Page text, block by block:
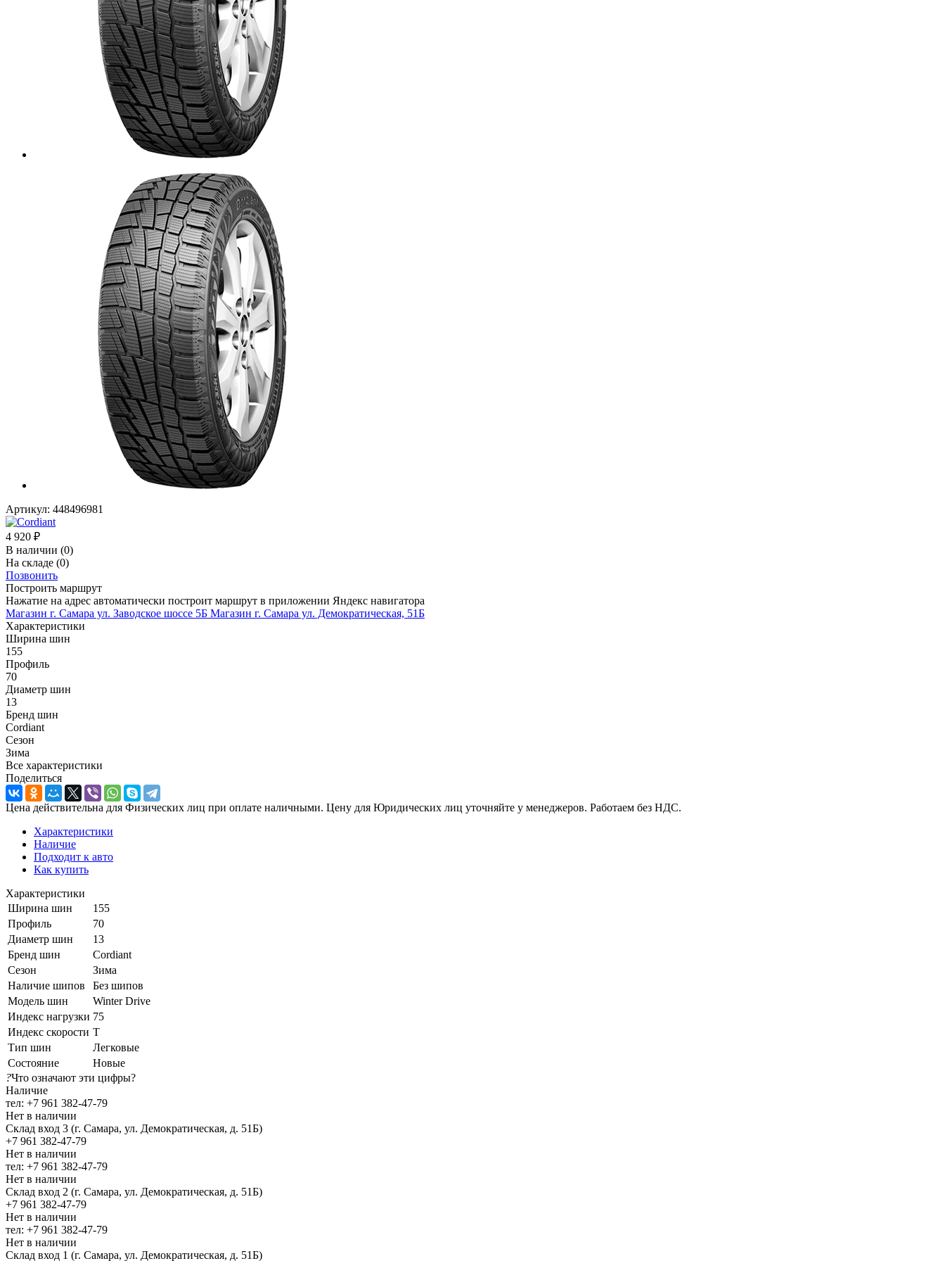
Артикул: 448496981
4 920 ₽
В наличии (0)
На складе (0)
Позвонить
Построить маршрут
Нажатие на адрес автоматически построит маршрут в приложении Яндекс навигатора
Магазин г. Самара ул. Заводское шоссе 5Б Магазин г. Самара ул. Демократическая, 51Б
Характеристики
Ширина шин
155
Профиль
70
Диаметр шин
13
Бренд шин
Cordiant
Сезон
Зима
Все характеристики
Поделиться
Цена действительна для Физических лиц при оплате наличными. Цену для Юридических лиц уточняйте у менеджеров. Работаем без НДС.
Характеристики
Наличие
Подходит к авто
Как купить
Характеристики
Ширина шин
155
Профиль
70
Диаметр шин
13
Бренд шин
Cordiant
Сезон
Зима
Наличие шипов
Без шипов
Модель шин
Winter Drive
Индекс нагрузки 75
Индекс скорости T
Тип шин
Легковые
Состояние
Новые
?Что означают эти цифры?
Наличие
тел: +7 961 382-47-79
Нет в наличии
Склад вход 3 (г. Самара, ул. Демократическая, д. 51Б)
+7 961 382-47-79
Нет в наличии
тел: +7 961 382-47-79
Нет в наличии
Склад вход 2 (г. Самара, ул. Демократическая, д. 51Б)
+7 961 382-47-79
Нет в наличии
тел: +7 961 382-47-79
Нет в наличии
Склад вход 1 (г. Самара, ул. Демократическая, д. 51Б)